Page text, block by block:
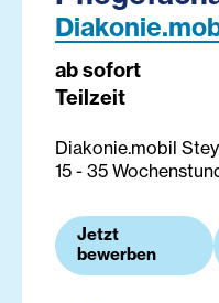
ab sofort
Teilzeit
Diakonie.mobil
15 - 35
Jetzt
bewerben